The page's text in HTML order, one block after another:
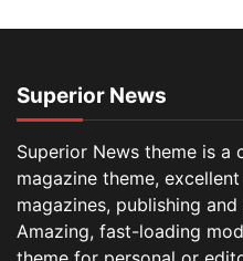
Superior News
Superior News theme is a
magazine theme,
magazines, publishing
Amazing, fast-loading